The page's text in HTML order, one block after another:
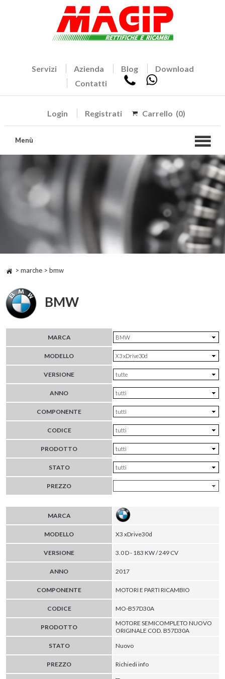
Servizi Azienda Blog
Download
Contatti
Login Registrati Carrello (0)
Menù
> marche > bmw
BMW
MARCA
MODELLO
VERSIONE
ANNO
COMPONENTE
CODICE
PRODOTTO
STATO
PREZZO
MARCA
MODELLO X3 xDrive30d
VERSIONE 3.0 D - 183 KW / 249 CV
ANNO 2017
COMPONENTE MOTORI E PARTI RICAMBIO
CODICE MO-B57D30A
PRODOTTO
MOTORE SEMICOMPLETO NUOVO
ORIGINALE COD. B57D30A
STATO
Nuovo
PREZZO Richiedi info